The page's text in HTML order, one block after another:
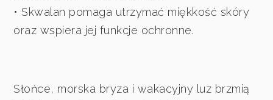
• Skwalan pomaga utrzymać miękkość skóry
oraz wspiera jej funkcje ochronne.
Słońce, morska bryza i wakacyjny luz brzmią